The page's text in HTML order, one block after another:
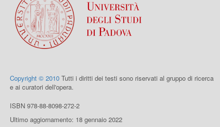
Copyright © 2010 Tutti i diritti dei testi sono riservati al gruppo di ricerca
e ai curatori dell'opera.
ISBN 978-88-8098-272-2
Ultimo aggiornamento: 18 gennaio 2022